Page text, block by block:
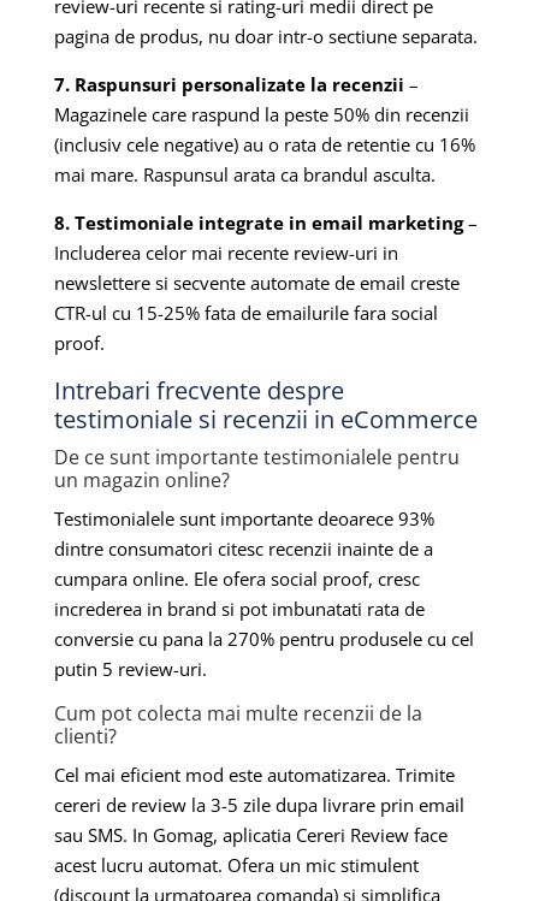
review-uri recente si rating-uri medii direct pe
pagina de produs, nu doar intr-o sectiune separata.
7. Raspunsuri personalizate la recenzii –
Magazinele care raspund la peste 50% din recenzii
(inclusiv cele negative) au o rata de retentie cu 16%
mai mare. Raspunsul arata ca brandul asculta.
8. Testimoniale integrate in email marketing–
Includerea celor mai recente review-uri in
newslettere si secvente automate de email creste
CTR-ul cu 15-25% fata de emailurile fara social
proof.
Intrebari frecvente despre
testimoniale si recenzii in eCommerce
De ce sunt importante testimonialele pentru
un magazin online?
Testimonialele sunt importante deoarece 93%
dintre consumatori citesc recenzii inainte de a
cumpara online. Ele ofera social proof, cresc
increderea in brand si pot imbunatati rata de
conversie cu pana la 270% pentru produsele cu cel
putin 5 review-uri.
Cum pot colecta mai multe recenzii de la
clienti?
Cel mai eficient mod este automatizarea. Trimite
cereri de review la 3-5 zile dupa livrare prin email
sau SMS. In Gomag, aplicatia Cereri Review face
acest lucru automat. Ofera un mic stimulent
(discount la urmatoarea comanda) si simplifica